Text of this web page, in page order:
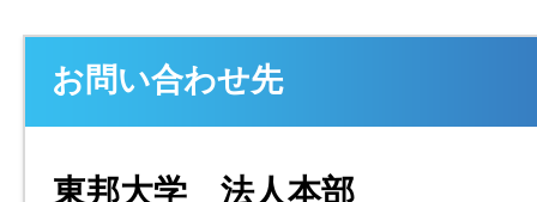
お問い合わせ先
東邦大学 法人本部